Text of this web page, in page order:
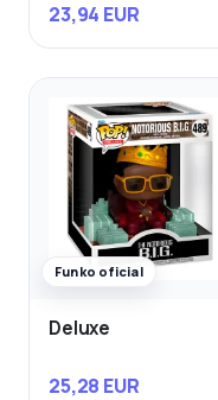
23,94 EUR
Funko oficial
Deluxe
25,28 EUR